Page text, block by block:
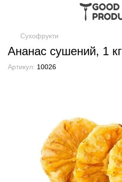
Сухофрукти
Ананас сушений, 1 кг
Артикул: 10026